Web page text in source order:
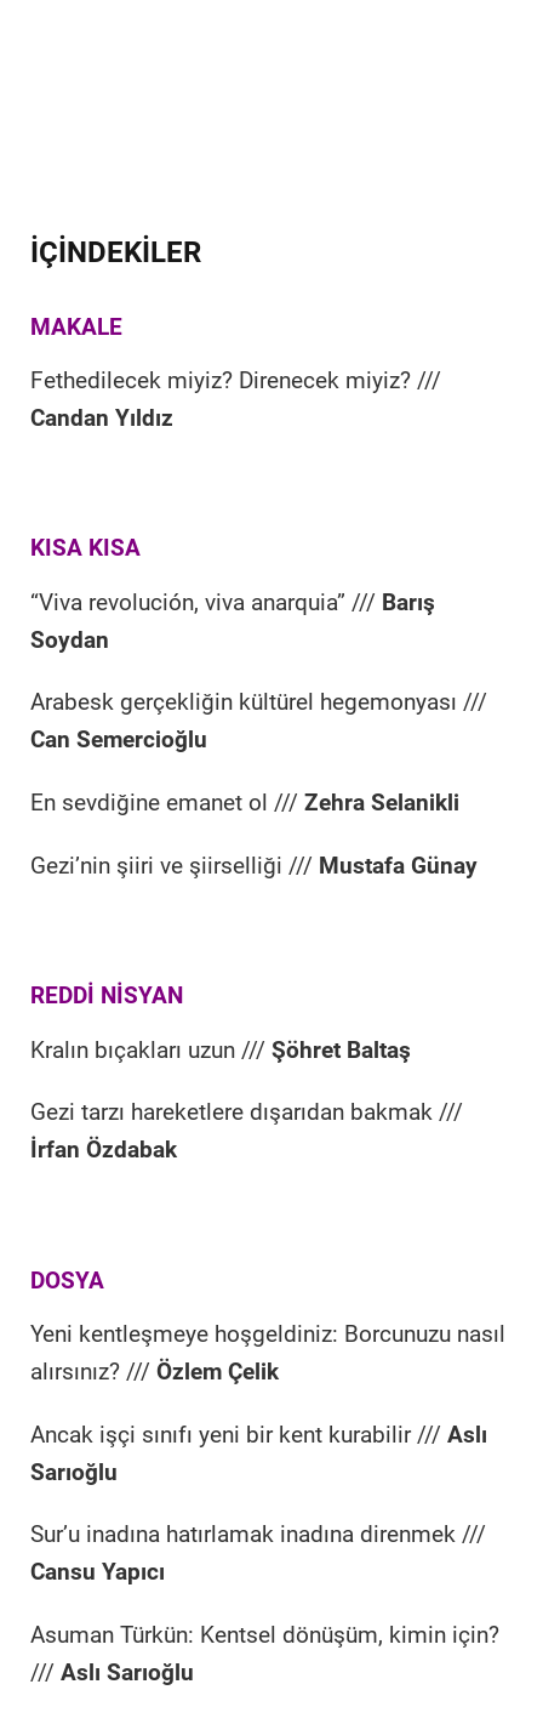
İÇİNDEKİLER
MAKALE
Fethedilecek miyiz? Direnecek miyiz? ///
Candan Yıldız
KISA KISA
“Viva revolución, viva anarquia” /// Barış
Soydan
Arabesk gerçekliğin kültürel hegemonyası ///
Can Semercioğlu
En sevdiğine emanet ol /// Zehra Selanikli
Gezi’nin şiiri ve şiirselliği /// Mustafa Günay
REDDİ NİSYAN
Kralın bıçakları uzun /// Şöhret Baltaş
Gezi tarzı hareketlere dışarıdan bakmak ///
İrfan Özdabak
DOSYA
Yeni kentleşmeye hoşgeldiniz: Borcunuzu nasıl
alırsınız? /// Özlem Çelik
Ancak işçi sınıfı yeni bir kent kurabilir /// Aslı
Sarıoğlu
Sur’u inadına hatırlamak inadına direnmek ///
Cansu Yapıcı
Asuman Türkün: Kentsel dönüşüm, kimin için?
/// Aslı Sarıoğlu